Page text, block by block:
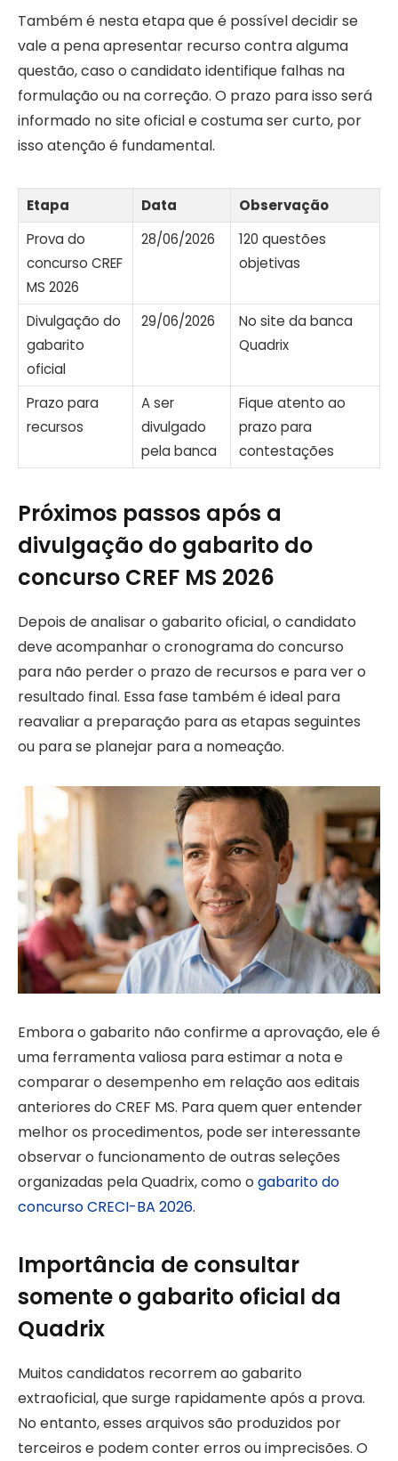
Também é nesta etapa que é possível decidir se
vale a pena apresentar recurso contra alguma
questão, caso o candidato identifique falhas na
formulação ou na correção. O prazo para isso será
informado no site oficial e costuma ser curto, por
isso atenção é fundamental.
Etapa Data
Observação
Prova do
concurso CREF
MS 2026
28/06/2026
120 questões
objetivas
Divulgação do
gabarito
oficial
29/06/2026
No site da banca
Quadrix
Prazo para
recursos
A ser
divulgado
pela banca
Fique atento ao
prazo para
contestações
Próximos passos após a
divulgação do gabarito do
concurso CREF MS 2026
Depois de analisar o gabarito oficial, o candidato
deve acompanhar o cronograma do concurso
para não perder o prazo de recursos e para ver o
resultado final. Essa fase também é ideal para
reavaliar a preparação para as etapas seguintes
ou para se planejar para a nomeação.
Embora o gabarito não confirme a aprovação, ele é
uma ferramenta valiosa para estimar a nota e
comparar o desempenho em relação aos editais
anteriores do CREF MS. Para quem quer entender
melhor os procedimentos, pode ser interessante
observar o funcionamento de outras seleções
organizadas pela Quadrix, como o gabarito do
concurso CRECI-BA 2026.
Importância de consultar
somente o gabarito oficial da
Quadrix
Muitos candidatos recorrem ao gabarito
extraoficial, que surge rapidamente após a prova.
No entanto, esses arquivos são produzidos por
terceiros e podem conter erros ou imprecisões. O